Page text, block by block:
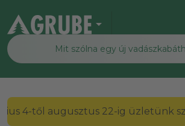
arrow_drop_down
2026. július 4-től augusztus 22-ig